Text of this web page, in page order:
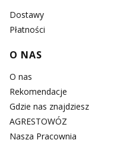
Dostawy
Płatności
O NAS
O nas
Rekomendacje
Gdzie nas znajdziesz
AGRESTOWÓZ
Nasza Pracownia